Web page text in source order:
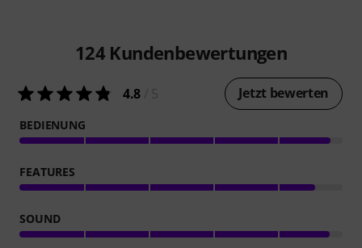
124 Kundenbewertungen
4.8 Jetzt bewerten
BEDIENUNG
FEATURES
SOUND